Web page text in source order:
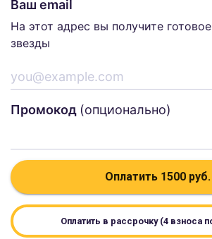
Ваш email
На этот адрес вы получите
звезды
Промокод (опционально)
Оплатить 1500 руб.
Оплатить в рассрочку (4 взноса